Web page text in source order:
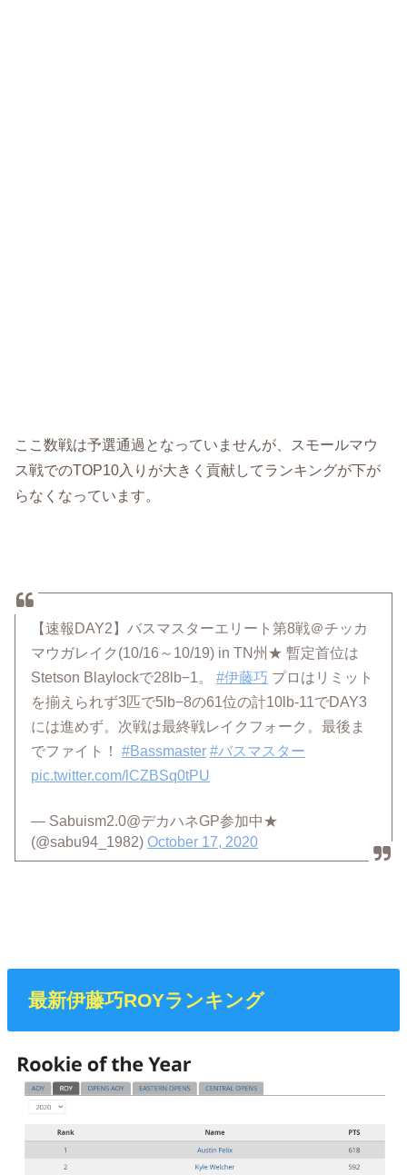
ここ数戦は予選通過となっていませんが、スモールマウ
ス戦でのTOP10入りが大きく貢献してランキングが下が
らなくなっています。
【速報DAY2】バスマスターエリート第8戦＠チッカ
マウガレイク(10/16～10/19) in TN州★ 暫定首位は
Stetson Blaylockで28lb−1。#伊藤巧 プロはリミット
を揃えられず3匹で5lb−8の61位の計10lb-11でDAY3
には進めず。次戦は最終戦レイクフォーク。最後ま
でファイト！#Bassmaster #バスマスター
pic.twitter.com/lCZBSq0tPU
— Sabuism2.0@デカハネGP参加中★
(@sabu94_1982)October 17, 2020
最新伊藤巧ROYランキング